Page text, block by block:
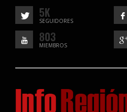
5K
SEGUIDORES
803
MIEMBROS